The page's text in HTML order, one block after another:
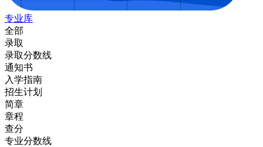
专业库
全部
录取
录取分数线
通知书
入学指南
招生计划
简章
章程
查分
专业分数线